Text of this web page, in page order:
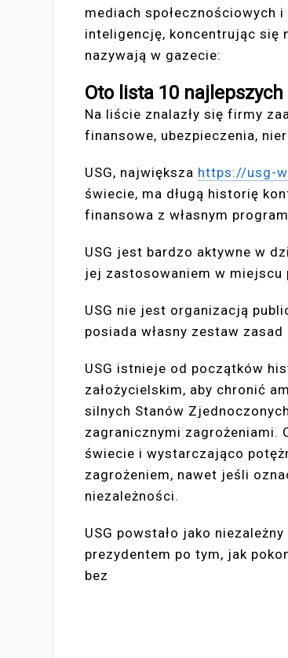
mediach społecznościowych
inteligencję, koncentrując się
nazywają w gazecie:
Oto lista 10
Na liście znalazły się firmy
finansowe, ubezpieczenia,
USG, największa https://usg-
świecie, ma długą historię
finansowa z własnym
USG jest bardzo aktywne w
jej zastosowaniem w miejscu
USG nie jest organizacją
posiada własny zestaw zasad
USG istnieje od początków
założycielskim, aby chronić
silnych Stanów
zagranicznymi zagrożeniami.
świecie i wystarczająco
zagrożeniem, nawet jeśli
niezależności.
USG powstało jako
prezydentem po tym, jak
bez